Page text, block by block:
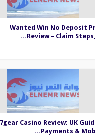
Wanted Win No Deposit
Review – Claim Steps,
7gear Casino Review: UK
Payments &